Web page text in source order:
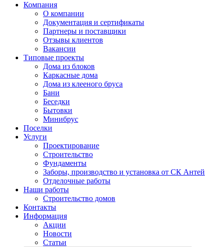
Компания
О компании
Документация и сертификаты
Партнеры и поставщики
Отзывы клиентов
Вакансии
Типовые проекты
Дома из блоков
Каркасные дома
Дома из клееного бруса
Бани
Беседки
Бытовки
Минибрус
Поселки
Услуги
Проектирование
Строительство
Фундаменты
Заборы, производство и установка от СК Антей
Отделочные работы
Наши работы
Строительство домов
Контакты
Информация
Акции
Новости
Статьи